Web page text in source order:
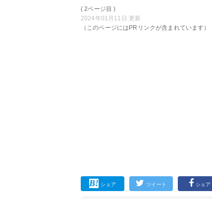
( 2ページ目 )
2024年01月11日 更新
（このページにはPRリンクが含まれています）
シェア ツイート シェア